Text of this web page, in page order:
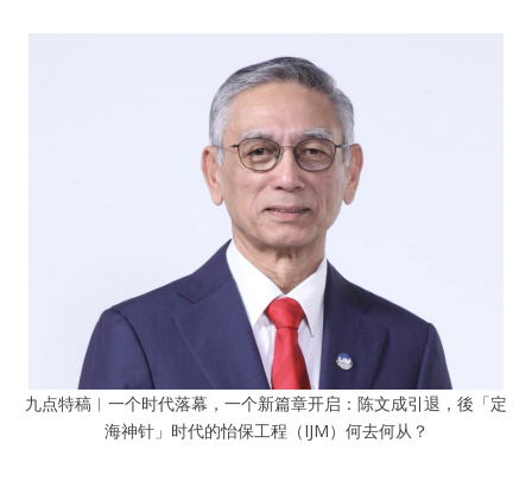
九点特稿︱一个时代落幕，一个新篇章开启：陈文成引退，後「定
海神针」时代的怡保工程（IJM）何去何从？